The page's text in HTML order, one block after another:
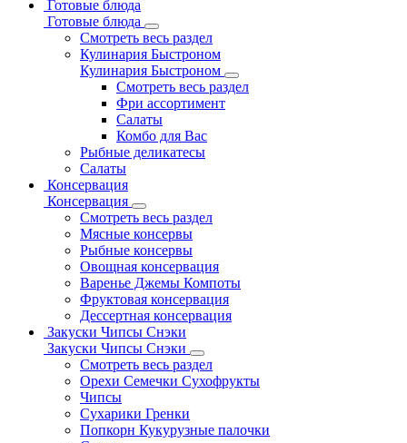
Готовые блюда
Готовые блюда
Смотреть весь раздел
Кулинария Быстроном
Кулинария Быстроном
Смотреть весь раздел
Фри ассортимент
Салаты
Комбо для Вас
Рыбные деликатесы
Салаты
Консервация
Консервация
Смотреть весь раздел
Мясные консервы
Рыбные консервы
Овощная консервация
Варенье Джемы Компоты
Фруктовая консервация
Дессертная консервация
Закуски Чипсы Снэки
Закуски Чипсы Снэки
Смотреть весь раздел
Орехи Семечки Сухофрукты
Чипсы
Сухарики Гренки
Попкорн Кукурузные палочки